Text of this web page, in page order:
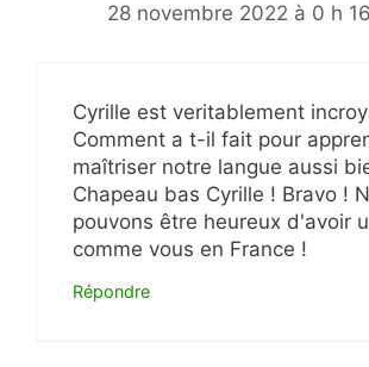
28 novembre 2022 à 0 h
Cyrille est veritablement
Comment a t-il fait pour
maîtriser notre langue aussi
Chapeau bas Cyrille ! Bravo !
pouvons être heureux d'avoir
comme vous en France !
Répondre